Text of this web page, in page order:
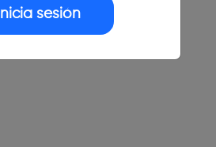
Inicia sesión